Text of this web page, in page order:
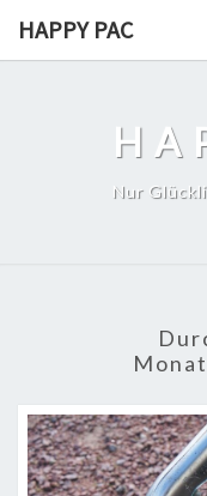
HAPPY PAC
Nur